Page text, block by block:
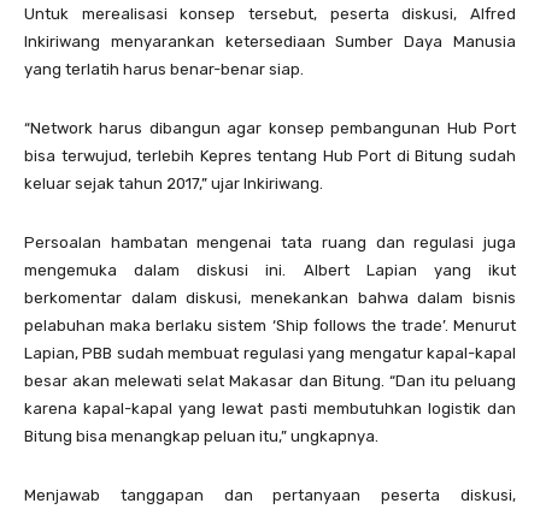
Untuk merealisasi konsep tersebut, peserta diskusi, Alfred
Inkiriwang menyarankan ketersediaan Sumber Daya Manusia
yang terlatih harus benar-benar siap.
“Network harus dibangun agar konsep pembangunan Hub Port
bisa terwujud, terlebih Kepres tentang Hub Port di Bitung sudah
keluar sejak tahun 2017,” ujar Inkiriwang.
Persoalan hambatan mengenai tata ruang dan regulasi juga
mengemuka dalam diskusi ini. Albert Lapian yang ikut
berkomentar dalam diskusi, menekankan bahwa dalam bisnis
pelabuhan maka berlaku sistem ‘Ship follows the trade’. Menurut
Lapian, PBB sudah membuat regulasi yang mengatur kapal-kapal
besar akan melewati selat Makasar dan Bitung. “Dan itu peluang
karena kapal-kapal yang lewat pasti membutuhkan logistik dan
Bitung bisa menangkap peluan itu,” ungkapnya.
Menjawab tanggapan dan pertanyaan peserta diskusi,